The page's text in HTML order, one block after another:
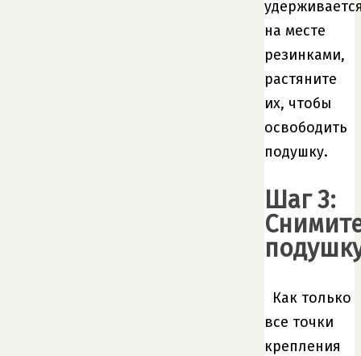
на месте
резинками,
растяните
их, чтобы
освободить
подушку.
Шаг 3:
Как только
все точки
крепления